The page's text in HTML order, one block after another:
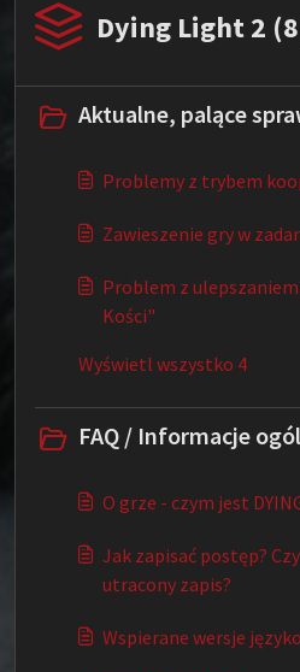
Dying Light 2
Aktualne, palące
Problemy z trybem
Zawieszenie gry w
Problem z
Kości"
Wyświetl wszystko 4
FAQ / Informacje
O grze - czym jest
Jak zapisać postęp?
utracony zapis?
Wspierane wersje